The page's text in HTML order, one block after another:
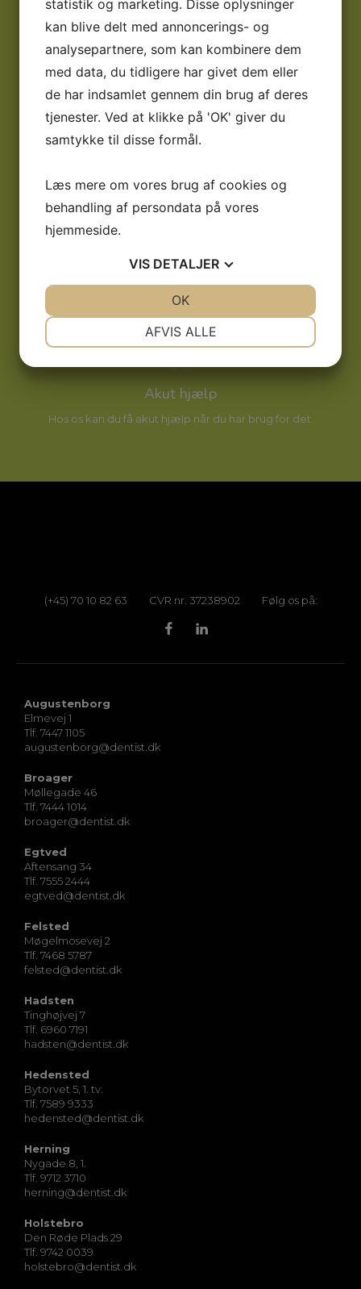
Vi forstår dig
03
Kompetencer
04
Det handler om tillid
Hos os skal du føle dig tryg og godt informeret hele
vejen.
05
Akut hjælp
Hos os kan du få akut hjælp når du har brug for det.
(+45) 70 10 82 63 CVR nr. 37238902 Følg os på:
Augustenborg
Elmevej 1
Tlf. 7447 1105
augustenborg@dentist.dk
Broager
Møllegade 46
Tlf. 7444 1014
broager@dentist.dk
Egtved
Aftensang 34
Tlf. 7555 2444
egtved@dentist.dk
Felsted
Møgelmosevej 2
Tlf. 7468 5787
felsted@dentist.dk
Hadsten
Tinghøjvej 7
Tlf. 6960 7191
hadsten@dentist.dk
Hedensted
Bytorvet 5, 1. tv.
Tlf. 7589 9333
hedensted@dentist.dk
Herning
Nygade 8, 1.
Tlf. 9712 3710
herning@dentist.dk
Holstebro
Den Røde Plads 29
Tlf. 9742 0039
holstebro@dentist.dk
statistik og marketing. Disse oplysninger
kan blive delt med annoncerings- og
analysepartnere, som kan kombinere dem
med data, du tidligere har givet dem eller
de har indsamlet gennem din brug af deres
tjenester. Ved at klikke på 'OK' giver du
samtykke til disse formål.
Læs mere om vores brug af cookies og
behandling af persondata på vores
hjemmeside.
VIS DETALJER
AFVIS ALLE
OK